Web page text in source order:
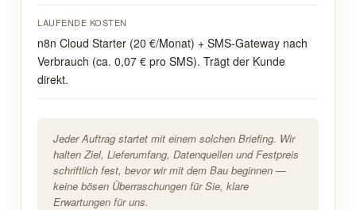
LAUFENDE KOSTEN
n8n Cloud Starter (20 €/Monat) + SMS-Gateway nach
Verbrauch (ca. 0,07 € pro SMS). Trägt der Kunde
direkt.
Jeder Auftrag startet mit einem solchen Briefing. Wir
halten Ziel, Lieferumfang, Datenquellen und Festpreis
schriftlich fest, bevor wir mit dem Bau beginnen —
keine bösen Überraschungen für Sie, klare
Erwartungen für uns.